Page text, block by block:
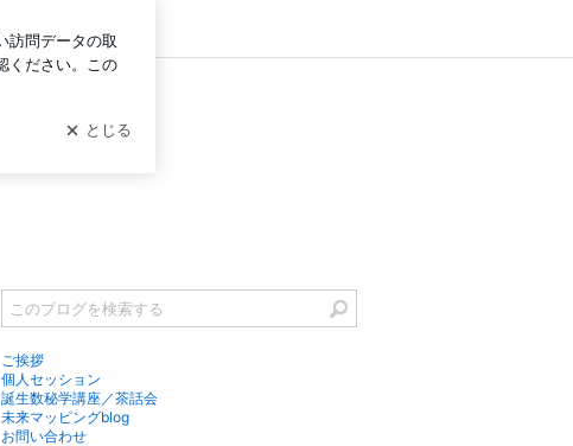
ログイン
ご挨拶
個人セッション
誕生数秘学講座／茶話会
未来マッピングblog
お問い合わせ